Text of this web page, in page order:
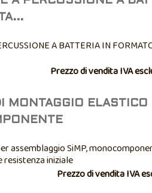
A BATTERIA IN
Prezzo di vendita IVA
MONTAGGIO ELASTICO
assemblaggio SiMP,
iniziale
Prezzo di vendita IVA